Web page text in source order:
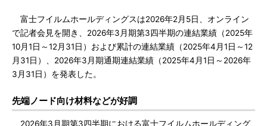
富士フイルムホールディングスは2026年2月5日、オンライン
で記者会見を開き、2026年3月期第3四半期の連結業績（2025年
10月1日～12月31日）および累計の連結業績（2025年4月1日～12
月31日）、2026年3月期通期連結業績（2025年4月1日～2026年
3月31日）を発表した。
先端ノード向け材料などが好調
2026年3月期第3四半期における富士フイルムホールディング